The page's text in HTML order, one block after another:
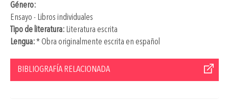
Género:
Ensayo - Libros individuales
Tipo de literatura: Literatura escrita
Lengua:* Obra originalmente escrita en español
BIBLIOGRAFÍA RELACIONADA